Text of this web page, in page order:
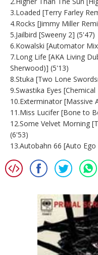
3.Loaded [Terry Farley
4.Rocks [Jimmy Miller
5.Jailbird [Sweeny 2] (5'47)
6.Kowalski [Automator
7.Long Life [AKA Living
Sherwood)] (5'13)
8.Stuka [Two Lone
9.Swastika Eyes
10.Exterminator [Massive
11.Miss Lucifer [Bone to
12.Some Velvet Morning
(6'53)
13.Autobahn 66 [Auto